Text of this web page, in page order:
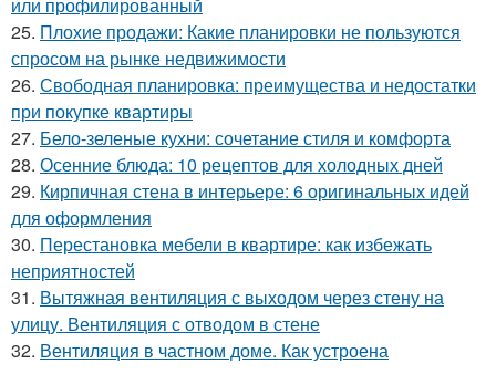
25. Плохие продажи: Какие планировки не пользуются
спросом на рынке недвижимости
26. Свободная планировка: преимущества и недостатки
при покупке квартиры
27. Бело-зеленые кухни: сочетание стиля и комфорта
28. Осенние блюда: 10 рецептов для холодных дней
29. Кирпичная стена в интерьере: 6 оригинальных идей
для оформления
30. Перестановка мебели в квартире: как избежать
неприятностей
31. Вытяжная вентиляция с выходом через стену на
улицу. Вентиляция с отводом в стене
32. Вентиляция в частном доме. Как устроена